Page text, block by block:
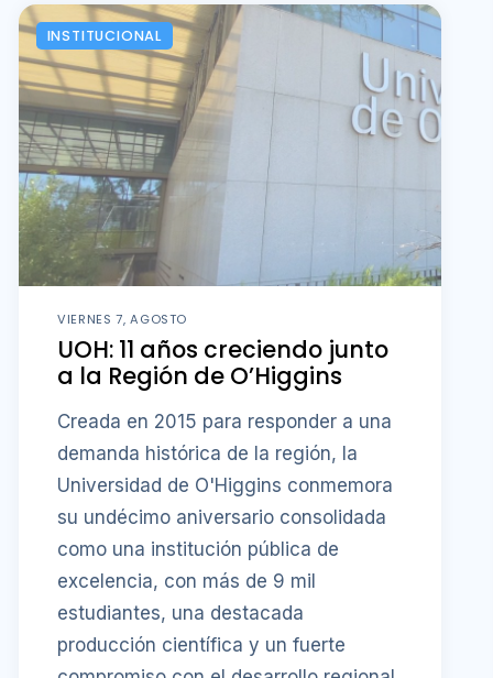
INSTITUCIONAL
VIERNES 7, AGOSTO
UOH: 11 años creciendo junto
a la Región de O’Higgins
Creada en 2015 para responder a una
demanda histórica de la región, la
Universidad de O'Higgins conmemora
su undécimo aniversario consolidada
como una institución pública de
excelencia, con más de 9 mil
estudiantes, una destacada
producción científica y un fuerte